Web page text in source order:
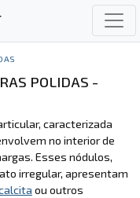
POLIDAS -
caracterizada
no interior de
Esses nódulos,
irregular, apresentam
ou outros